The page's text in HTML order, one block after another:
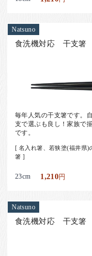
Natsuno
食洗機対応 干支箸
毎年人気の干支箸です。
支で選ぶも良し！家族で
です。
[ 名入れ箸、若狭塗(福井県)
箸 ]
23cm 1,210円
Natsuno
食洗機対応 干支箸